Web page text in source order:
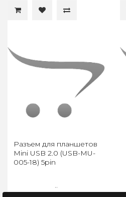
Разъем для планшетов
Mini USB 2.0 (USB-MU-
005-18) 5pin
..